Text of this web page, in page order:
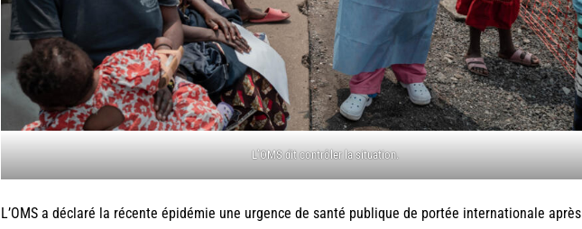
L’OMS dit contrôler la situation.
L’OMS a déclaré la récente épidémie une urgence de santé publique de portée internationale après